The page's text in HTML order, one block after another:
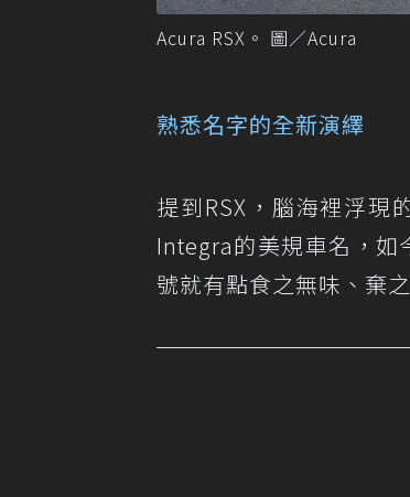
Acura RSX。 圖／Acura
熟悉名字的全新演繹
提到RSX，腦海裡浮現
Integra的美規車名，如
號就有點食之無味、棄